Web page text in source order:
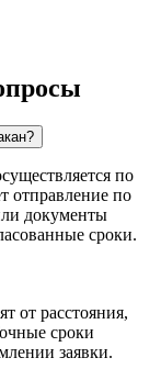
по
отправление по
документы
сроки.
от расстояния,
сроки
заявки.